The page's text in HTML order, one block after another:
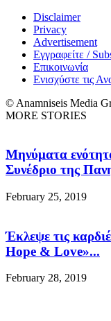
Disclaimer
Privacy
Advertisement
Εγγραφείτε /
Επικοινωνία
Ενισχύστε τις
© Anamniseis Media
MORE STORIES
Μηνύματα
Συνέδριο της
February 25, 2019
Έκλεψε τις
Hope & Love»...
February 28, 2019